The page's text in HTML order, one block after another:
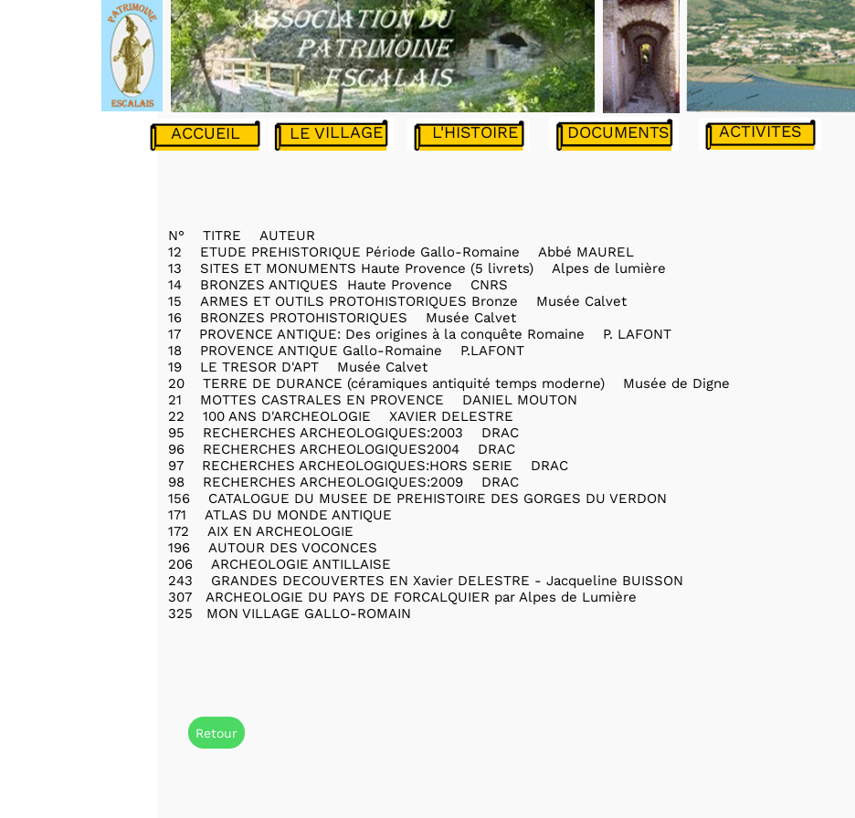
ACCUEIL LE VILLAGE L'HISTOIRE DOCUMENTS ACTIVITES
N° TITRE AUTEUR
12 ETUDE PREHISTORIQUE Période Gallo-Romaine Abbé MAUREL
13 SITES ET MONUMENTS Haute Provence (5 livrets) Alpes de lumière
14 BRONZES ANTIQUES Haute Provence CNRS
15 ARMES ET OUTILS PROTOHISTORIQUES Bronze Musée Calvet
16 BRONZES PROTOHISTORIQUES Musée Calvet
17 PROVENCE ANTIQUE: Des origines à la conquête Romaine P. LAFONT
18 PROVENCE ANTIQUE Gallo-Romaine P.LAFONT
19 LE TRESOR D'APT Musée Calvet
20 TERRE DE DURANCE (céramiques antiquité temps moderne) Musée de Digne
21 MOTTES CASTRALES EN PROVENCE DANIEL MOUTON
22 100 ANS D'ARCHEOLOGIE XAVIER DELESTRE
95 RECHERCHES ARCHEOLOGIQUES:2003 DRAC
96 RECHERCHES ARCHEOLOGIQUES2004 DRAC
97 RECHERCHES ARCHEOLOGIQUES:HORS SERIE DRAC
98 RECHERCHES ARCHEOLOGIQUES:2009 DRAC
156 CATALOGUE DU MUSEE DE PREHISTOIRE DES GORGES DU VERDON
171 ATLAS DU MONDE ANTIQUE
172 AIX EN ARCHEOLOGIE
196 AUTOUR DES VOCONCES
206 ARCHEOLOGIE ANTILLAISE
243 GRANDES DECOUVERTES EN Xavier DELESTRE - Jacqueline BUISSON
307 ARCHEOLOGIE DU PAYS DE FORCALQUIER par Alpes de Lumière
325 MON VILLAGE GALLO-ROMAIN
Retour